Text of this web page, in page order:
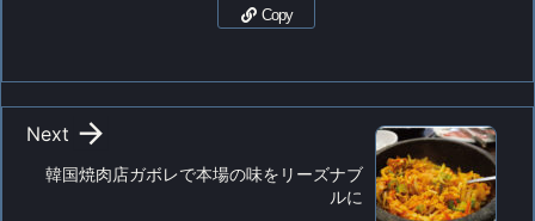
Copy
韓国焼肉店ガボレで本場の味をリーズナブ
ルに

Next